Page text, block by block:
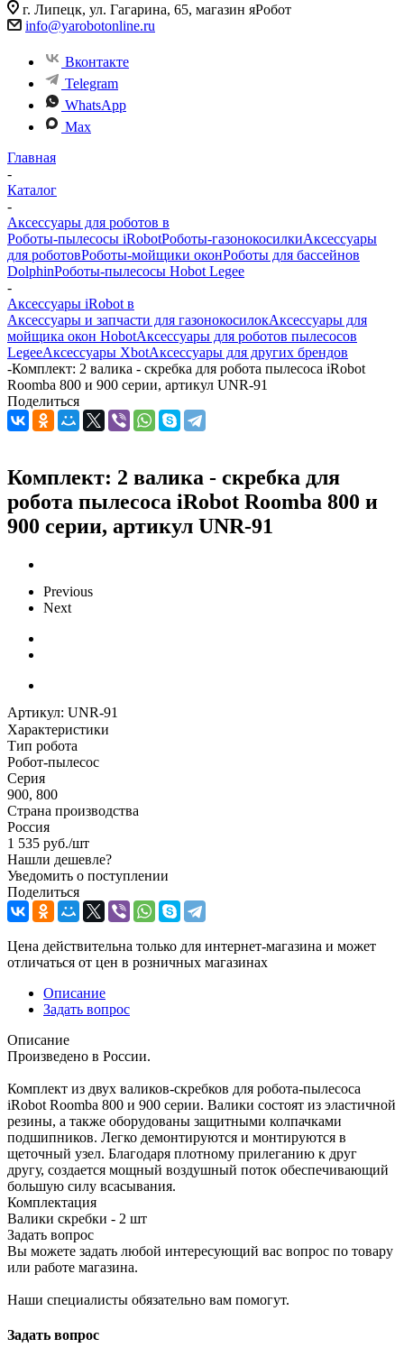
г. Липецк, ул. Гагарина, 65, магазин яРобот
info@yarobotonline.ru
Вконтакте
Telegram
WhatsApp
Max
Главная
-
Каталог
-
Аксессуары для роботов в
Роботы-пылесосы iRobotРоботы-газонокосилкиАксессуары
для роботовРоботы-мойщики оконРоботы для бассейнов
DolphinРоботы-пылесосы Hobot Legee
-
Аксессуары iRobot в
Аксессуары и запчасти для газонокосилокАксессуары для
мойщика окон HobotАксессуары для роботов пылесосов
LegeeАксессуары XbotАксессуары для других брендов
-Комплект: 2 валика - скребка для робота пылесоса iRobot
Roomba 800 и 900 серии, артикул UNR-91
Поделиться
Комплект: 2 валика - скребка для
робота пылесоса iRobot Roomba 800 и
900 серии, артикул UNR-91
Previous
Next
Артикул: UNR-91
Характеристики
Тип робота
Робот-пылесос
Серия
900, 800
Страна производства
Россия
1 535 руб./шт
Нашли дешевле?
Уведомить о поступлении
Поделиться
Цена действительна только для интернет-магазина и может
отличаться от цен в розничных магазинах
Описание
Задать вопрос
Описание
Произведено в России.
Комплект из двух валиков-скребков для робота-пылесоса
iRobot Roomba 800 и 900 серии. Валики состоят из эластичной
резины, а также оборудованы защитными колпачками
подшипников. Легко демонтируются и монтируются в
щеточный узел. Благодаря плотному прилеганию к друг
другу, создается мощный воздушный поток обеспечивающий
большую силу всасывания.
Комплектация
Валики скребки - 2 шт
Задать вопрос
Вы можете задать любой интересующий вас вопрос по товару
или работе магазина.
Наши специалисты обязательно вам помогут.
Задать вопрос